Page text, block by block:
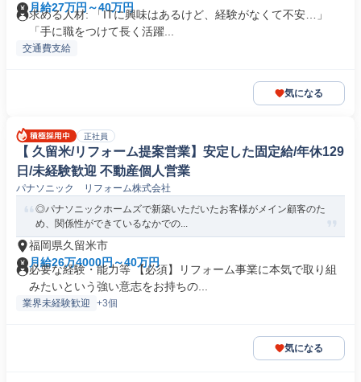
月給27万円～40万円
求める人材: 「ITに興味はあるけど、経験がなくて不安…」
「手に職をつけて長く活躍...
交通費支給
気になる
正社員
【 久留米/リフォーム提案営業】安定した固定給/年休129
日/未経験歓迎 不動産個人営業
パナソニック リフォーム株式会社
◎パナソニックホームズで新築いただいたお客様がメイン顧客のた
め、関係性ができているなかでの...
福岡県久留米市
月給26万4000円～40万円
必要な経験・能力等 【必須】リフォーム事業に本気で取り組
みたいという強い意志をお持ちの...
業界未経験歓迎 +3個
気になる